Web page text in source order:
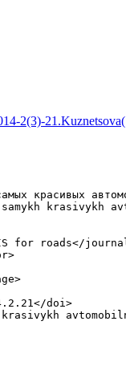
2(3)-
красивых
krasivykh
for roads</
doi>